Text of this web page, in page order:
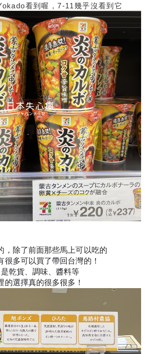
看到喔，7-11幾乎沒看到它
，除了前面那些馬上可以吃的
很多可以買了帶回台灣的！
乾貨、調味、醬料等
的選擇真的很多很多！